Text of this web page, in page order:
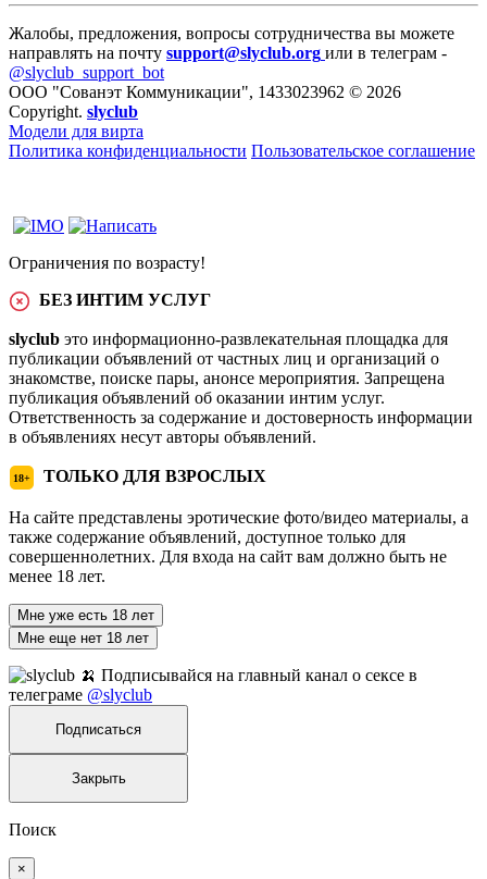
Жалобы, предложения, вопросы сотрудничества вы можете
направлять на почту support@slyclub.org или в телеграм -
@slyclub_support_bot
ООО "Сованэт Коммуникации", 1433023962 © 2026
Copyright. slyclub
Модели для вирта
Политика конфиденциальности Пользовательское соглашение
Ограничения по возрасту!
БЕЗ ИНТИМ УСЛУГ
slyclub это информационно-развлекательная площадка для
публикации объявлений от частных лиц и организаций о
знакомстве, поиске пары, анонсе мероприятия. Запрещена
публикация объявлений об оказании интим услуг.
Ответственность за содержание и достоверность информации
в объявлениях несут авторы объявлений.
18+ ТОЛЬКО ДЛЯ ВЗРОСЛЫХ
На сайте представлены эротические фото/видео материалы, а
также содержание объявлений, доступное только для
совершеннолетних. Для входа на сайт вам должно быть не
менее 18 лет.
Мне уже есть 18 лет
Мне еще нет 18 лет
🍌 Подписывайся на главный канал о сексе в
телеграме @slyclub
Подписаться
Закрыть
Поиск
×